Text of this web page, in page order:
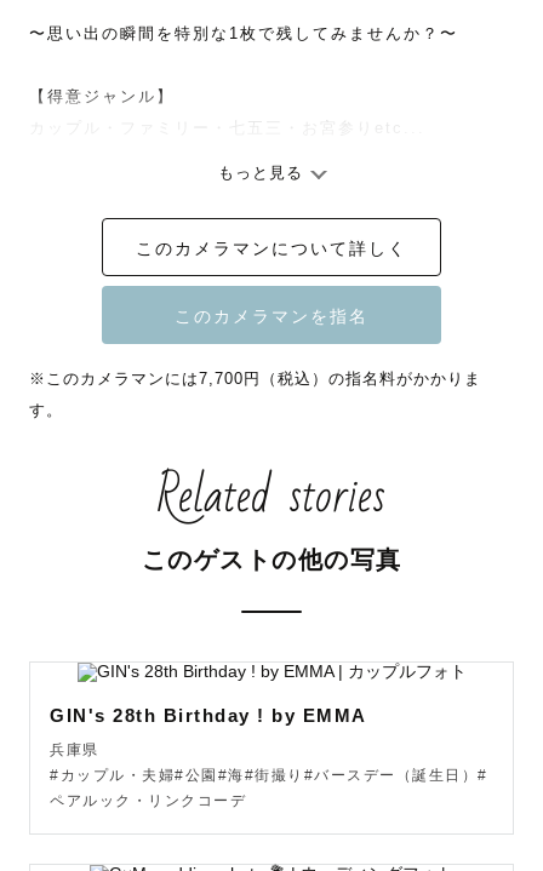
〜思い出の瞬間を特別な1枚で残してみませんか？〜
【得意ジャンル】
山口県出身の30歳です。大阪で妻と2人暮らしをしていま
モジャモジャのロン毛にヒゲなので、待ち合わせの際はす
ぐに気づいていただけます🥸
【こんな写真を撮ります】
なるべく自然な、やらせ感のない笑顔を引き出したいと思
みなさまとコミュニケーションを取りながら撮影していま
す😙
もっと見る
このカメラマンについて詳しく
※このカメラマンには7,700円（税込）の指名料がかかりま
す。
Related stories
このゲストの他の写真
GIN's 28th Birthday ! by EMMA
兵庫県
#カップル・夫婦#公園#海#街撮り#バースデー（誕生日）#
ペアルック・リンクコーデ